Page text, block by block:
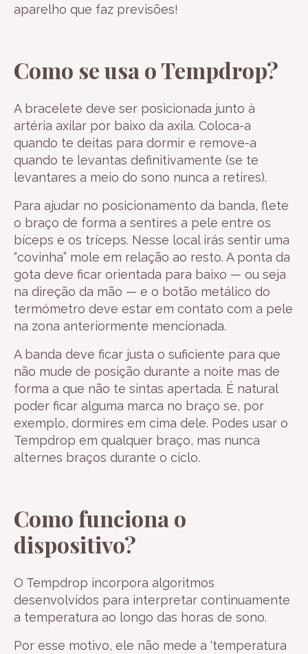
aparelho que faz previsões!
Como se usa o Tempdrop?
A bracelete deve ser posicionada junto à
artéria axilar por baixo da axila. Coloca-a
quando te deitas para dormir e remove-a
quando te levantas definitivamente (se te
levantares a meio do sono nunca a retires).
Para ajudar no posicionamento da banda, flete
o braço de forma a sentires a pele entre os
bíceps e os tríceps. Nesse local irás sentir uma
“covinha” mole em relação ao resto. A ponta da
gota deve ficar orientada para baixo — ou seja
na direção da mão — e o botão metálico do
termómetro deve estar em contato com a pele
na zona anteriormente mencionada.
A banda deve ficar justa o suficiente para que
não mude de posição durante a noite mas de
forma a que não te sintas apertada. É natural
poder ficar alguma marca no braço se, por
exemplo, dormires em cima dele. Podes usar o
Tempdrop em qualquer braço, mas nunca
alternes braços durante o ciclo.
Como funciona o
dispositivo?
O Tempdrop incorpora algoritmos
desenvolvidos para interpretar continuamente
a temperatura ao longo das horas de sono.
Por esse motivo, ele não mede a ‘temperatura